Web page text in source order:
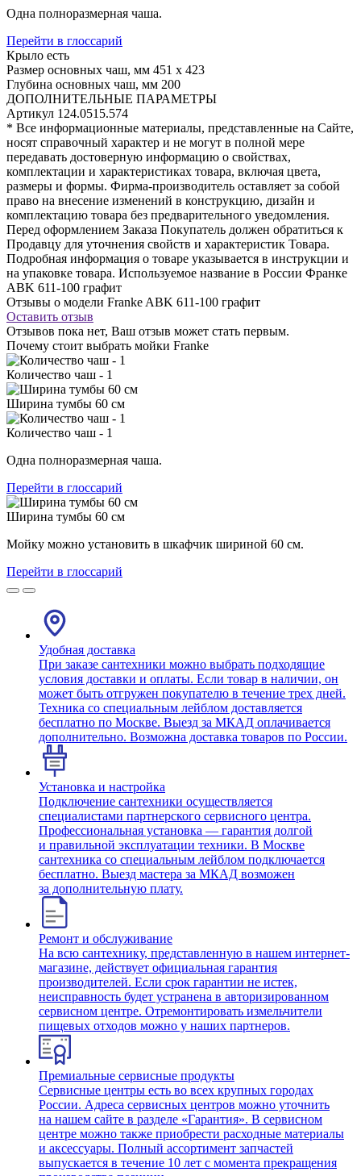
Одна полноразмерная чаша.
Перейти в глоссарий
Крыло есть
Размер основных чаш, мм 451 х 423
Глубина основных чаш, мм 200
ДОПОЛНИТЕЛЬНЫЕ ПАРАМЕТРЫ
Артикул 124.0515.574
* Все информационные материалы, представленные на Сайте,
носят справочный характер и не могут в полной мере
передавать достоверную информацию о свойствах,
комплектации и характеристиках товара, включая цвета,
размеры и формы. Фирма-производитель оставляет за собой
право на внесение изменений в конструкцию, дизайн и
комплектацию товара без предварительного уведомления.
Перед оформлением Заказа Покупатель должен обратиться к
Продавцу для уточнения свойств и характеристик Товара.
Подробная информация о товаре указывается в инструкции и
на упаковке товара. Используемое название в России Франке
ABK 611-100 графит
Отзывы о модели Franke ABK 611-100 графит
Оставить отзыв
Отзывов пока нет, Ваш отзыв может стать первым.
Почему стоит выбрать мойки Franke
Количество чаш - 1
Ширина тумбы 60 см
Количество чаш - 1
Одна полноразмерная чаша.
Перейти в глоссарий
Ширина тумбы 60 см
Мойку можно установить в шкафчик шириной 60 см.
Перейти в глоссарий
Удобная доставка
При заказе сантехники можно выбрать подходящие
условия доставки и оплаты. Если товар в наличии, он
может быть отгружен покупателю в течение трех дней.
Техника со специальным лейблом доставляется
бесплатно по Москве. Выезд за МКАД оплачивается
дополнительно. Возможна доставка товаров по России.
Установка и настройка
Подключение сантехники осуществляется
специалистами партнерского сервисного центра.
Профессиональная установка — гарантия долгой
и правильной эксплуатации техники. В Москве
сантехника со специальным лейблом подключается
бесплатно. Выезд мастера за МКАД возможен
за дополнительную плату.
Ремонт и обслуживание
На всю сантехнику, представленную в нашем интернет-
магазине, действует официальная гарантия
производителей. Если срок гарантии не истек,
неисправность будет устранена в авторизированном
сервисном центре. Отремонтировать измельчители
пищевых отходов можно у наших партнеров.
Премиальные сервисные продукты
Сервисные центры есть во всех крупных городах
России. Адреса сервисных центров можно уточнить
на нашем сайте в разделе «Гарантия». В сервисном
центре можно также приобрести расходные материалы
и аксессуары. Полный ассортимент запчастей
выпускается в течение 10 лет с момента прекращения